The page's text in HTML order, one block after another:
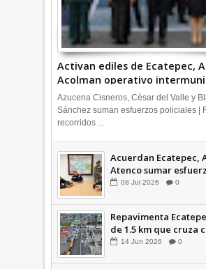
Activan ediles de Ecatepec,
Acolman operativo
Azucena Cisneros, César del Valle y
Sánchez suman esfuerzos policiales |
recorridos ...
Acuerdan Ecatepec,
Atenco sumar
seguridad
08 Jul 2026 0
Repavimenta
de 1.5 km que cruza
comunidades +Video
14 Jun 2026 0